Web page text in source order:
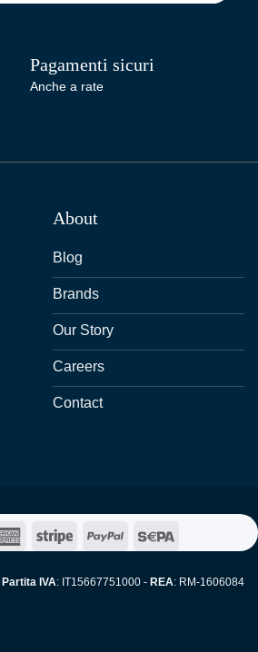
Pagamenti sicuri
Anche a rate
About
Blog
Brands
Our Story
Careers
Contact
AmericanStripe PayPal
Partita IVA: IT15667751000 - REA: RM-1606084